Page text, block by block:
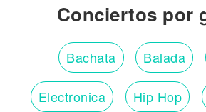
Conciertos por
Bachata Balada
Electronica Hip Hop